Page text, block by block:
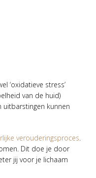
‘oxidatieve stress’
van de huid)
uitbarstingen kunnen
verouderingsproces
Dit doe je door
jij voor je lichaam